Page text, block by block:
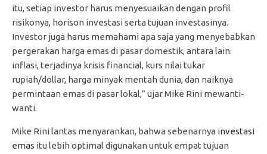
itu, setiap investor harus menyesuaikan dengan profil
risikonya, horison investasi serta tujuan investasinya.
Investor juga harus memahami apa saja yang menyebabkan
pergerakan harga emas di pasar domestik, antara lain:
inflasi, terjadinya krisis financial, kurs nilai tukar
rupiah/dollar, harga minyak mentah dunia, dan naiknya
permintaan emas di pasar lokal,” ujar Mike Rini mewanti-
wanti.
Mike Rini lantas menyarankan, bahwa sebenarnya investasi
emas itu lebih optimal digunakan untuk empat tujuan